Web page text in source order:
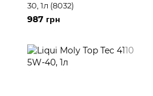
30, 1л (8032)
987 грн